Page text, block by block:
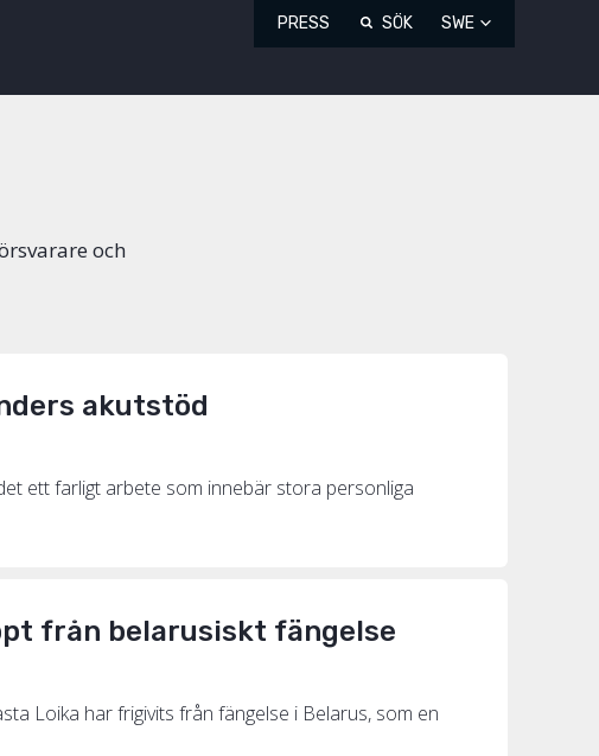
PRESS SÖK SWE
och
akutstöd
ett farligt arbete som innebär stora personliga
från belarusiskt fängelse
Loika har frigivits från fängelse i Belarus, som en